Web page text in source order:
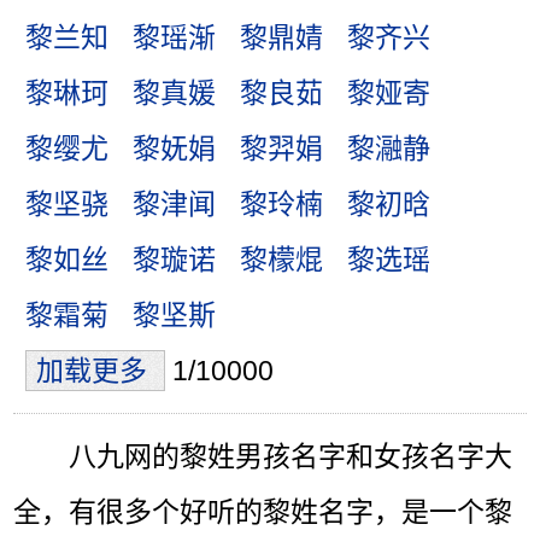
黎兰知
黎瑶渐 黎鼎婧
黎齐兴
黎琳珂
黎真媛 黎良茹
黎娅寄
黎缨尤
黎妩娟 黎羿娟
黎瀜静
黎坚骁
黎津闻 黎玲楠
黎初晗
黎如丝
黎璇诺 黎檬焜
黎选瑶
黎霜菊
黎坚斯
加载更多
1/10000
八九网的黎姓男孩名字和女孩名字大
全，有很多个好听的黎姓名字，是一个黎